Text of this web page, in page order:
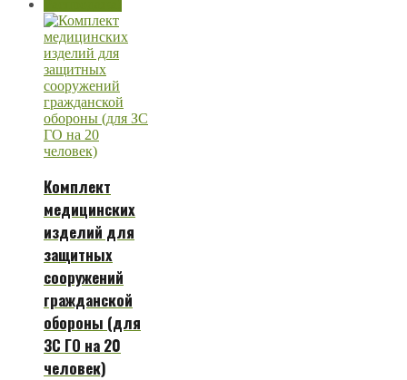
Комплект
медицинских
изделий для
защитных
сооружений
гражданской
обороны (для
ЗС ГО на 20
человек)